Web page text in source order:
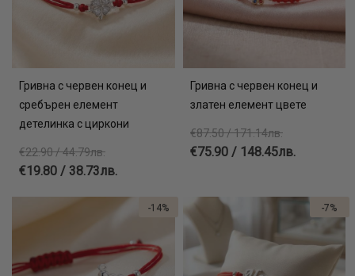
Гривна с червен конец и
сребърен елемент
детелинка с циркони
€22.90 / 44.79лв.
€19.80 / 38.73лв.
Гривна с червен конец и
златен елемент цвете
€87.50 / 171.14лв.
€75.90 / 148.45лв.
-14% -7%